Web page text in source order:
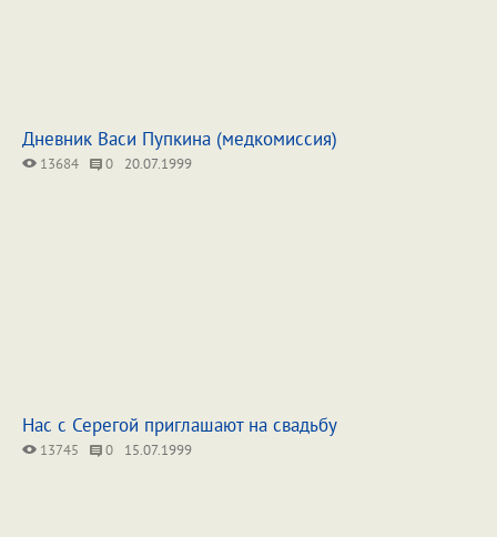
Дневник Васи Пупкина (медкомиссия)
13684 0 20.07.1999
Нас с Серегой приглашают на свадьбу
13745 0 15.07.1999